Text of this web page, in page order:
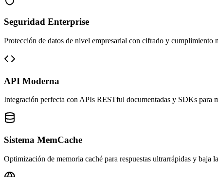
Seguridad Enterprise
Protección de datos de nivel empresarial con cifrado y cumplimiento
API Moderna
Integración perfecta con APIs RESTful documentadas y SDKs para
Sistema MemCache
Optimización de memoria caché para respuestas ultrarrápidas y baja